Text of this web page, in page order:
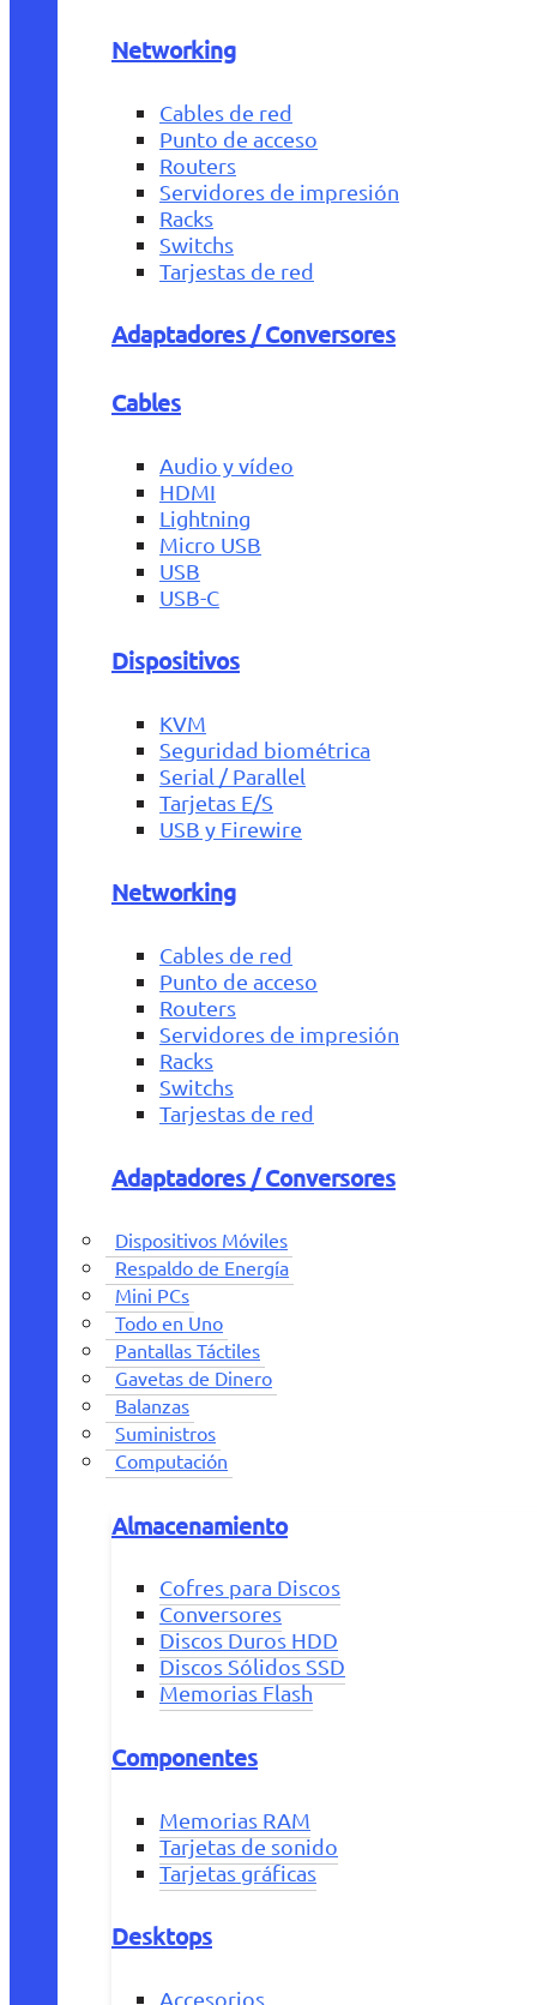
Networking
Cables de red
Punto de acceso
Routers
Servidores de impresión
Racks
Switchs
Tarjestas de red
Adaptadores / Conversores
Cables
Audio y vídeo
HDMI
Lightning
Micro USB
USB
USB-C
Dispositivos
KVM
Seguridad biométrica
Serial / Parallel
Tarjetas E/S
USB y Firewire
Networking
Cables de red
Punto de acceso
Routers
Servidores de impresión
Racks
Switchs
Tarjestas de red
Adaptadores / Conversores
Dispositivos Móviles
Respaldo de Energía
Mini PCs
Todo en Uno
Pantallas Táctiles
Gavetas de Dinero
Balanzas
Suministros
Computación
Almacenamiento
Cofres para Discos
Conversores
Discos Duros HDD
Discos Sólidos SSD
Memorias Flash
Componentes
Memorias RAM
Tarjetas de sonido
Tarjetas gráficas
Desktops
Accesorios